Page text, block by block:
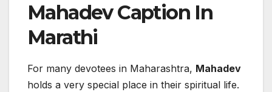
Mahadev Caption In
Marathi
For many devotees in Maharashtra, Mahadev
holds a very special place in their spiritual life.